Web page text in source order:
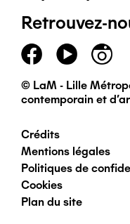
page
principal
Retrouvez-
© LaM - Lille
contemporain et
Pied
de
page
Crédits
Mentions légales
Politiques de
Cookies
Plan du site